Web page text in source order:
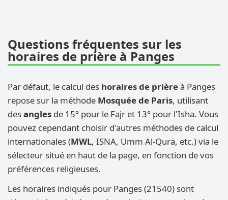
Questions fréquentes sur les
horaires de prière à Panges
Par défaut, le calcul des horaires de prièreà Panges
repose sur la méthode Mosquée de Paris, utilisant
desangles de 15° pour le Fajr et 13° pour l'Isha. Vous
pouvez cependant choisir d'autres méthodes de calcul
internationales (MWL, ISNA, Umm Al-Qura, etc.) via le
sélecteur situé en haut de la page, en fonction de vos
préférences religieuses.
Les horaires indiqués pour Panges (21540) sont